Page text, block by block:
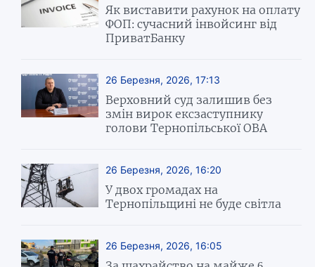
Як виставити рахунок на оплату
ФОП: сучасний інвойсинг від
ПриватБанку
26 Березня, 2026, 17:13
Верховний суд залишив без
змін вирок ексзаступнику
голови Тернопільської ОВА
26 Березня, 2026, 16:20
У двох громадах на
Тернопільщині не буде світла
26 Березня, 2026, 16:05